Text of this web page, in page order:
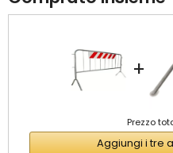
+
Prezzo
Aggiungi i tre